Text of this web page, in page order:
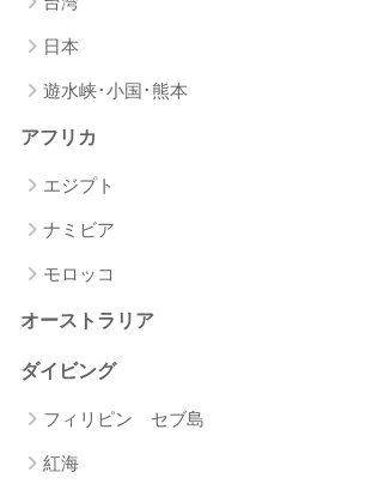
日本
遊水峡･小国･熊本
アフリカ
エジプト
ナミビア
モロッコ
オーストラリア
ダイビング
フィリピン セブ島
紅海